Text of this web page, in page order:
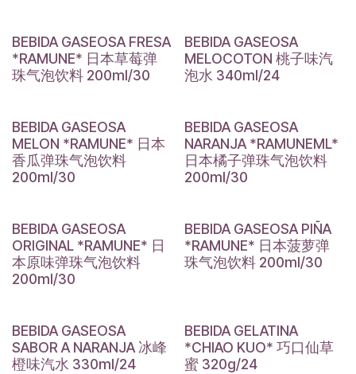
BEBIDA GASEOSA FRESA
*RAMUNE* 日本草莓弹
珠气泡饮料 200ml/30
BEBIDA GASEOSA
MELOCOTON 桃子味汽
泡水 340ml/24
BEBIDA GASEOSA
MELON *RAMUNE* 日本
香瓜弹珠气泡饮料
200ml/30
BEBIDA GASEOSA
NARANJA *RAMUNEML*
日本橘子弹珠气泡饮料
200ml/30
BEBIDA GASEOSA
ORIGINAL *RAMUNE* 日
本原味弹珠气泡饮料
200ml/30
BEBIDA GASEOSA PIÑA
*RAMUNE* 日本菠萝弹
珠气泡饮料 200ml/30
BEBIDA GASEOSA
SABOR A NARANJA 冰峰
橙味汽水 330ml/24
BEBIDA GELATINA
*CHIAO KUO* 巧口仙草
蜜 320g/24